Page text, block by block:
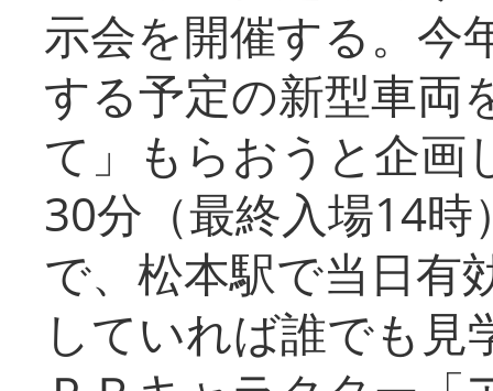
示会を開催する。今
する予定の新型車両
て」もらおうと企画
30分（最終入場14
で、松本駅で当日有
していれば誰でも